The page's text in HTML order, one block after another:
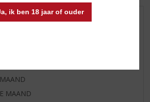
ik ben 18 jaar of ouder
MAAND